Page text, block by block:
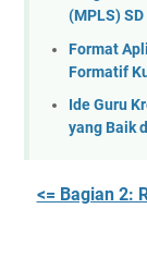
(MPLS) SD
Format
Formatif
Ide Guru
yang Baik
<= Bagian 2: